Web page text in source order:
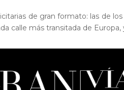
de gran formato: las de
calle más transitada de